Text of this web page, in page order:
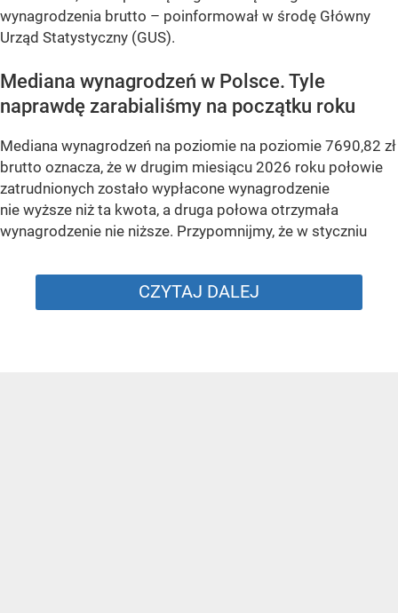
wynagrodzenia brutto – poinformował w środę Główny
Urząd Statystyczny (GUS).
Mediana wynagrodzeń w Polsce. Tyle
naprawdę zarabialiśmy na początku roku
Mediana wynagrodzeń na poziomie na poziomie 7690,82 zł
brutto oznacza, że w drugim miesiącu 2026 roku połowie
zatrudnionych zostało wypłacone wynagrodzenie
nie wyższe niż ta kwota, a druga połowa otrzymała
wynagrodzenie nie niższe. Przypomnijmy, że w styczniu
CZYTAJ DALEJ